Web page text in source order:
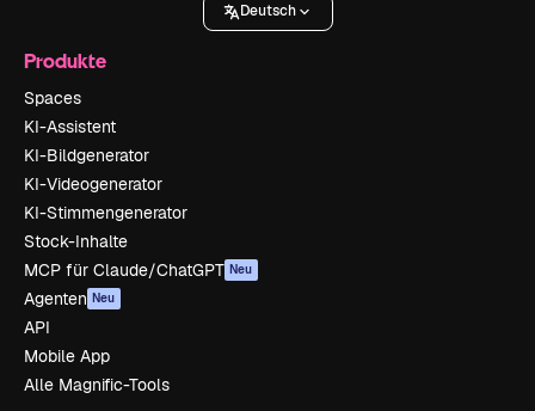
Deutsch
Produkte
Spaces
KI-Assistent
KI-Bildgenerator
KI-Videogenerator
KI-Stimmengenerator
Stock-Inhalte
MCP für Claude/ChatGPT Neu
Agenten Neu
API
Mobile App
Alle Magnific-Tools